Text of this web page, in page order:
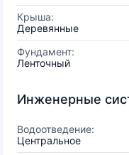
Крыша:
Деревянные
Фундамент:
Ленточный
Инженерные
Водоотведение:
Центральное